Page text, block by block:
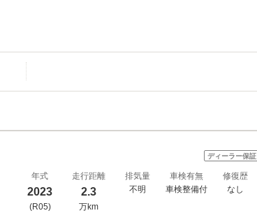
ディーラー保証
年式
2023
(R05)
走行距離
2.3
万km
排気量
不明
車検有無
車検整備付
修復歴
なし